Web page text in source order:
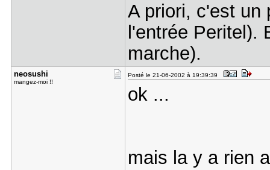
A priori, c'est un
l'entrée Peritel).
marche).
neosushi
mangez-moi !!
Posté le 21-06-2002 à 19:39:39
ok ...
mais la y a rien